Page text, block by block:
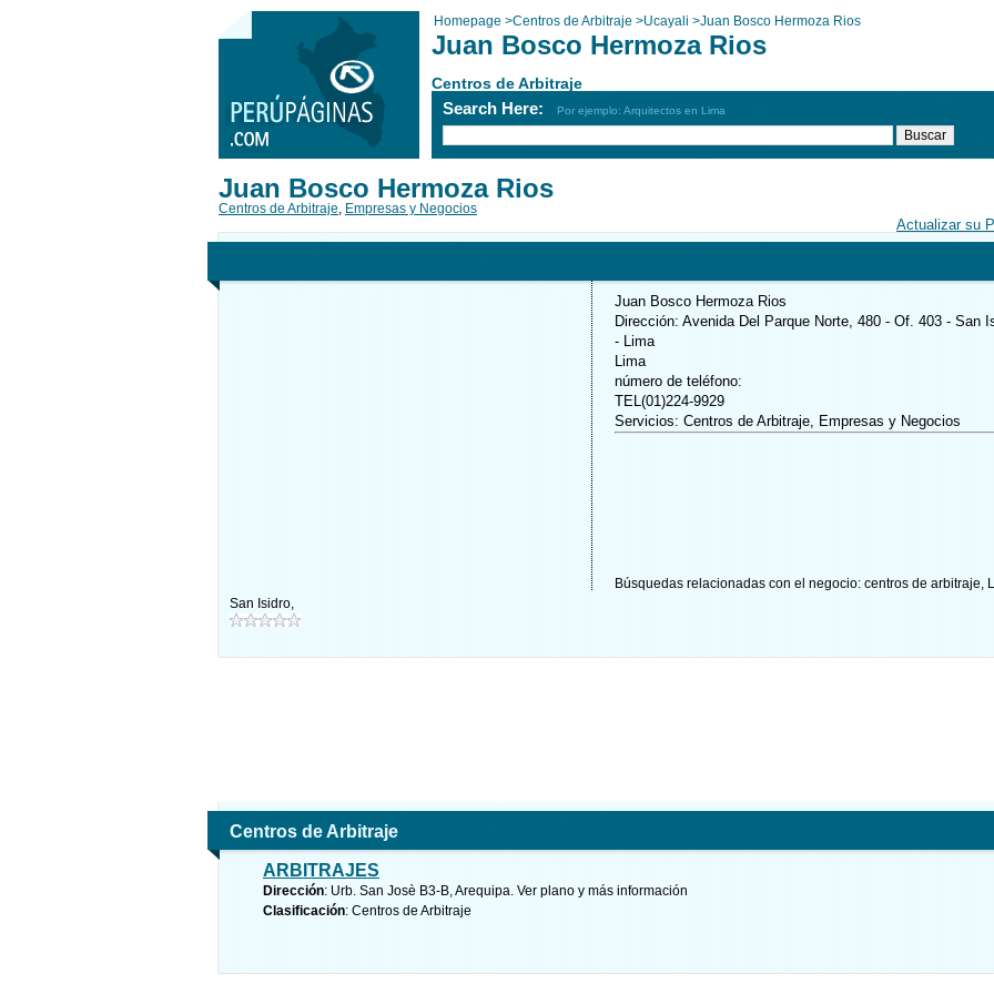
Homepage >Centros de Arbitraje >Ucayali >Juan Bosco Hermoza Rios
Juan Bosco Hermoza Rios
Centros de Arbitraje
Search Here: Por ejemplo: Arquitectos en Lima
Actualizar su
Juan Bosco Hermoza Rios
Centros de Arbitraje, Empresas y Negocios
Juan Bosco Hermoza Rios
Dirección: Avenida Del Parque Norte, 480 - Of. 403 - San
- Lima
Lima
número de teléfono:
TEL(01)224-9929
Servicios: Centros de Arbitraje, Empresas y Negocios
Búsquedas relacionadas con el negocio: centros de arbitraje,
San Isidro,
Centros de Arbitraje
ARBITRAJES
Dirección: Urb. San Josè B3-B, Arequipa. Ver plano y más información
Clasificación: Centros de Arbitraje